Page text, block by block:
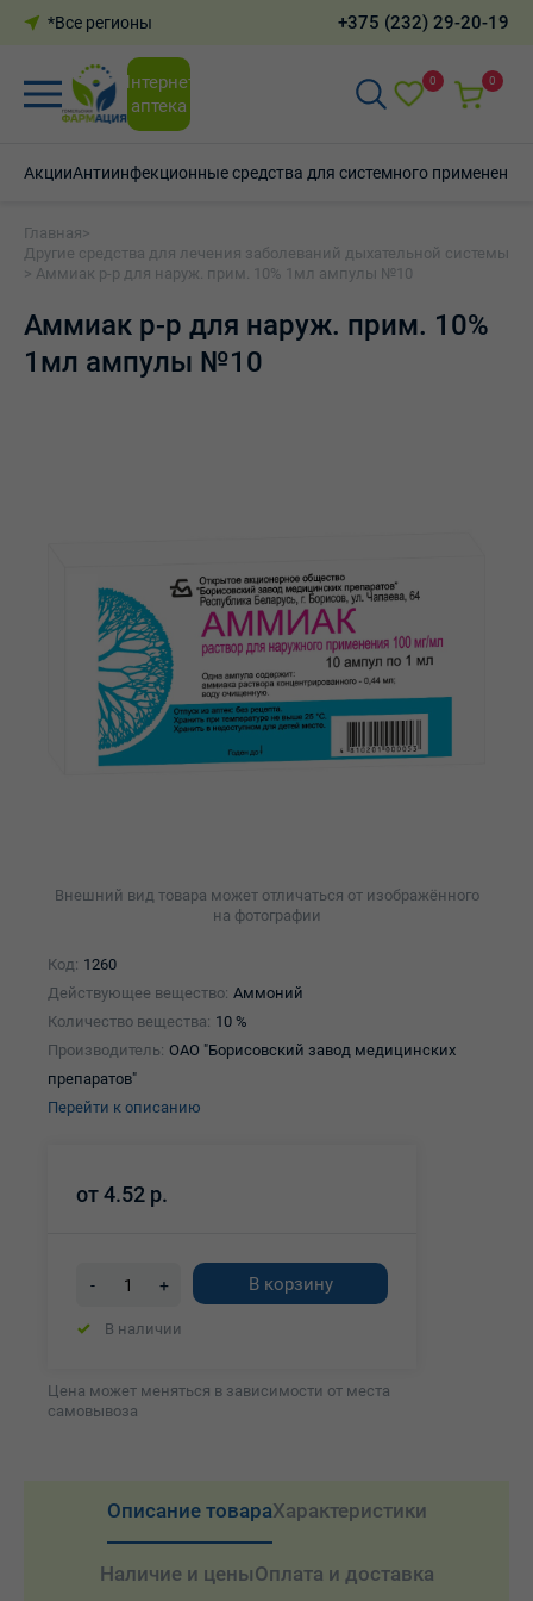
*Все регионы +375 (232) 29-20-19
Интернет-
аптека
0 0
АкцииАнтиинфекционные средства для системного применения
Главная >
Другие средства для лечения заболеваний дыхательной системы
> Аммиак р-р для наруж. прим. 10% 1мл ампулы №10
Аммиак р-р для наруж. прим. 10%
1мл ампулы №10
Внешний вид товара может отличаться от изображённого
на фотографии
Код: 1260
Действующее вещество: Аммоний
Количество вещества: 10 %
Производитель: ОАО "Борисовский завод медицинских
препаратов"
Перейти к описанию
от4.52 р.
- + В корзину
В наличии
Цена может меняться в зависимости от места
самовывоза
Описание товараХарактеристики
Наличие и ценыОплата и доставка